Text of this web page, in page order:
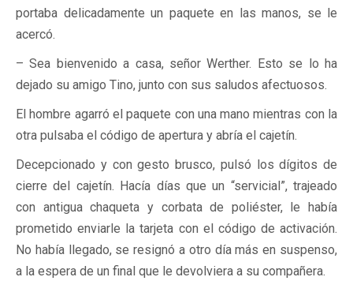
portaba delicadamente un paquete en las manos, se le
acercó.
– Sea bienvenido a casa, señor Werther. Esto se lo ha
dejado su amigo Tino, junto con sus saludos afectuosos.
El hombre agarró el paquete con una mano mientras con la
otra pulsaba el código de apertura y abría el cajetín.
Decepcionado y con gesto brusco, pulsó los dígitos de
cierre del cajetín. Hacía días que un “servicial”, trajeado
con antigua chaqueta y corbata de poliéster, le había
prometido enviarle la tarjeta con el código de activación.
No había llegado, se resignó a otro día más en suspenso,
a la espera de un final que le devolviera a su compañera.